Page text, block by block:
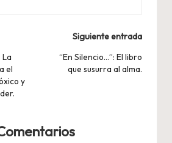
La
el
y
Siguiente entrada
“En Silencio…”: El libro
que susurra al alma.